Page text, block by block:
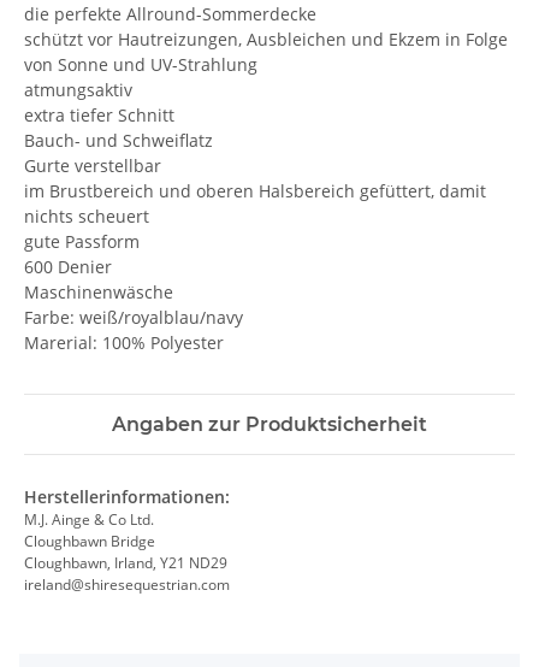
die perfekte Allround-Sommerdecke
schützt vor Hautreizungen, Ausbleichen und Ekzem in Folge
von Sonne und UV-Strahlung
atmungsaktiv
extra tiefer Schnitt
Bauch- und Schweiflatz
Gurte verstellbar
im Brustbereich und oberen Halsbereich gefüttert, damit
nichts scheuert
gute Passform
600 Denier
Maschinenwäsche
Farbe: weiß/royalblau/navy
Marerial: 100% Polyester
Angaben zur Produktsicherheit
Herstellerinformationen:
M.J. Ainge & Co Ltd.
Cloughbawn Bridge
Cloughbawn, Irland, Y21 ND29
ireland@shiresequestrian.com